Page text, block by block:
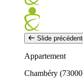
Slide
Appartement
Chambéry